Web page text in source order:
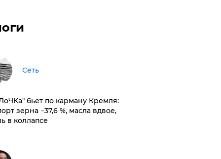
Сеть
бьет по карману Кремля:
зерна −37,6 %, масла вдвое,
в коллапсе